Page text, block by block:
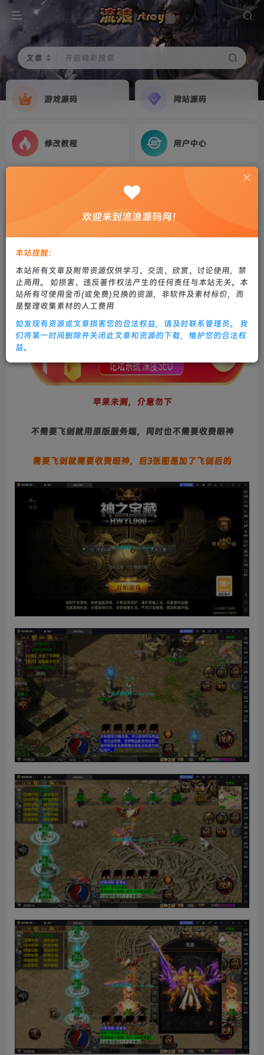
文章 开启精彩搜索
游戏源码 网站源码
修改教程 用户中心
离线飞剑版免授权服务端+双端+教程
1个月前更新
0 607 24
苹果未测，介意勿下
不需要飞剑就用原版服务端，同时也不需要收费眼神
需要飞剑就需要收费眼神，后3张图是加了飞剑后的
欢迎来到流浪源码网！
本站提醒：
本站所有文章及附带资源仅供学习、交流、欣赏、讨论使用，禁
止商用。 如损害、违反著作权法产生的任何责任与本站无关。本
站所有可使用金币(或免费)兑换的资源，非软件及素材标价，而
是整理收集素材的人工费用
如发现有资源或文章损害您的合法权益，请及时联系管理员。 我
们将第一时间删除并关闭此文章和资源的下载，维护您的合法权
益。